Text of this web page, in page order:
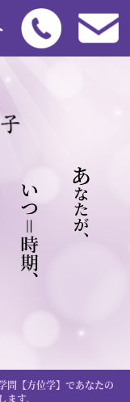
問【方位学】であなたの
す。